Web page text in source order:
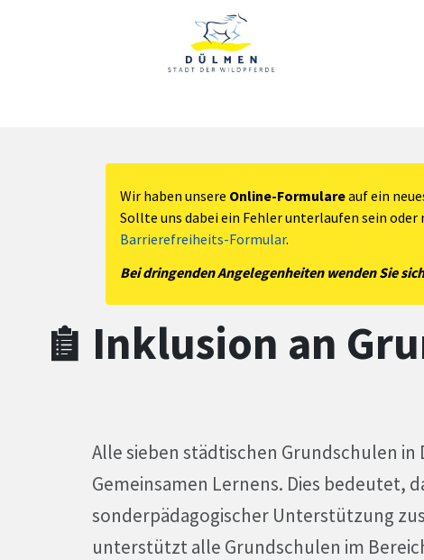
Zum Hauptinhalt
Wir haben unsere Online-Formulareauf ein
Sollte uns dabei ein Fehler unterlaufen sein
Barrierefreiheits-Formular.
Bei dringenden Angelegenheiten wenden Sie
Inklusion an
Alle sieben städtischen Grundschulen
Gemeinsamen Lernens. Dies bedeutet,
sonderpädagogischer Unterstützung
unterstützt alle Grundschulen im